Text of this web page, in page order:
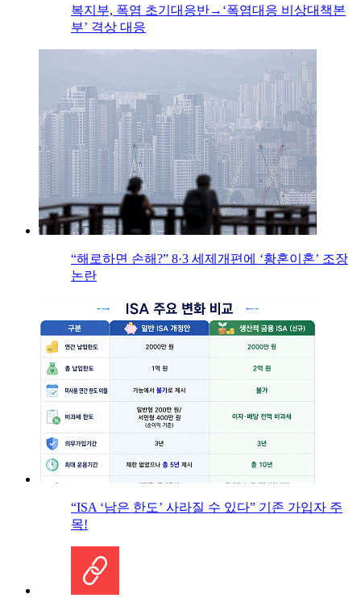
복지부, 폭염 초기대응반→‘폭염대응 비상대책본
부’ 격상 대응
“해로하면 손해?” 8·3 세제개편에 ‘황혼이혼’ 조장
논란
“ISA ‘남은 한도’ 사라질 수 있다” 기존 가입자 주
목!